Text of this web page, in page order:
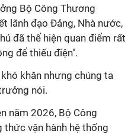
Bộ Công Thương
lãnh đạo Đảng, Nhà nước,
đã thể hiện quan điểm rất
để thiếu điện".
khăn nhưng chúng ta
nói.
năm 2026, Bộ Công
vận hành hệ thống